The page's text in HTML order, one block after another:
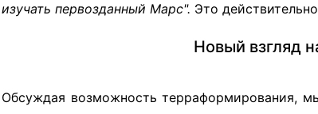
изучать первозданный Марс". Это
Новый взгляд
Обсуждая возможность терраформирования,